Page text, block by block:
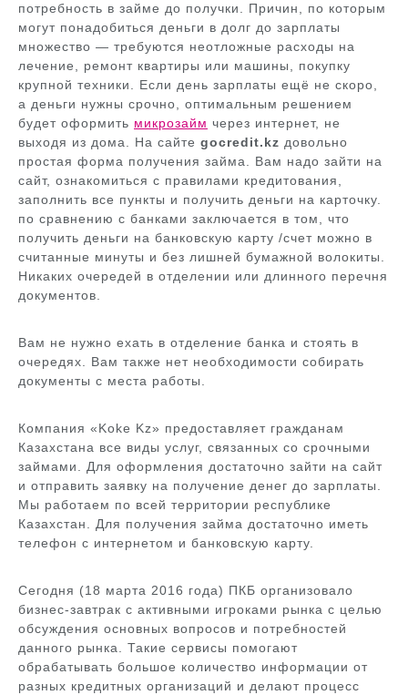
потребность в займе до получки. Причин, по которым
могут понадобиться деньги в долг до зарплаты
множество — требуются неотложные расходы на
лечение, ремонт квартиры или машины, покупку
крупной техники. Если день зарплаты ещё не скоро,
а деньги нужны срочно, оптимальным решением
будет оформить микрозайм через интернет, не
выходя из дома. На сайте gocredit.kz довольно
простая форма получения займа. Вам надо зайти на
сайт, ознакомиться с правилами кредитования,
заполнить все пункты и получить деньги на карточку.
по сравнению с банками заключается в том, что
получить деньги на банковскую карту /счет можно в
считанные минуты и без лишней бумажной волокиты.
Никаких очередей в отделении или длинного перечня
документов.
Вам не нужно ехать в отделение банка и стоять в
очередях. Вам также нет необходимости собирать
документы с места работы.
Компания «Koke Kz» предоставляет гражданам
Казахстана все виды услуг, связанных со срочными
займами. Для оформления достаточно зайти на сайт
и отправить заявку на получение денег до зарплаты.
Мы работаем по всей территории республике
Казахстан. Для получения займа достаточно иметь
телефон с интернетом и банковскую карту.
Сегодня (18 марта 2016 года) ПКБ организовало
бизнес-завтрак с активными игроками рынка с целью
обсуждения основных вопросов и потребностей
данного рынка. Такие сервисы помогают
обрабатывать большое количество информации от
разных кредитных организаций и делают процесс